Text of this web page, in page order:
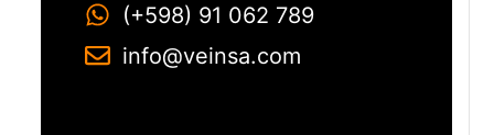
(+598) 91 062 789
info@veinsa.com